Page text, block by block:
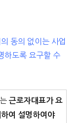
동의 없이는 사업
하도록 요구할 수
근로자대표가 요
여 설명하여야